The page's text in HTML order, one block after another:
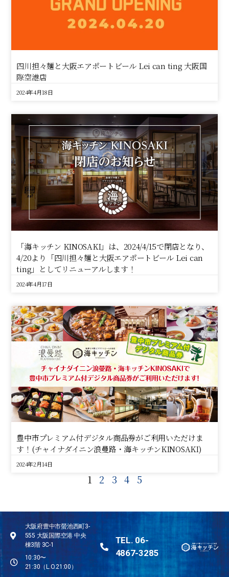
四川担々麺と大阪エアポートビール Lei can ting 大阪国
際空港店
2024年4月18日
「海キッチン KINOSAKI」は、2024/4/15で閉店となり、
4/20より「四川担々麺と大阪エアポートビール Lei can
ting」としてリニューアルします！
2024年4月17日
豊中市プレミアム付デジタル商品券がご利用いただけま
す！(チャイナダイニン浪曼路・海キッチンKINOSAKI)
2024年2月14日
1 2 3 4 5
大阪府豊中市螢池西町3-
555 大阪国際空港 中央
棟3階 3C-1
10:30〜
21:30（L.O.21:00）
TEL. 06-
4867-3285